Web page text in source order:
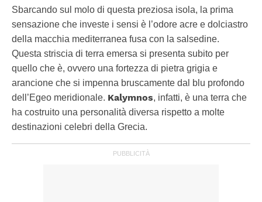
Sbarcando sul molo di questa preziosa isola, la prima
sensazione che investe i sensi è l’odore acre e dolciastro
della macchia mediterranea fusa con la salsedine.
Questa striscia di terra emersa si presenta subito per
quello che è, ovvero una fortezza di pietra grigia e
arancione che si impenna bruscamente dal blu profondo
dell’Egeo meridionale. Kalymnos, infatti, è una terra che
ha costruito una personalità diversa rispetto a molte
destinazioni celebri della Grecia.